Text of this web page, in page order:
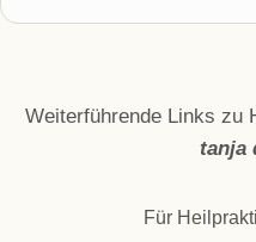
Weiterführende Links zu
tanja
Für